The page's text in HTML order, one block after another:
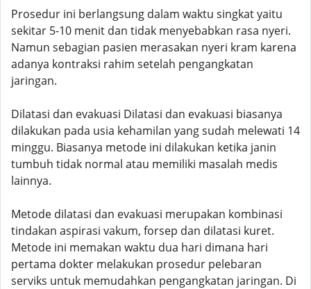
Prosedur ini berlangsung dalam waktu singkat yaitu
sekitar 5-10 menit dan tidak menyebabkan rasa nyeri.
Namun sebagian pasien merasakan nyeri kram karena
adanya kontraksi rahim setelah pengangkatan
jaringan.
Dilatasi dan evakuasi Dilatasi dan evakuasi biasanya
dilakukan pada usia kehamilan yang sudah melewati 14
minggu. Biasanya metode ini dilakukan ketika janin
tumbuh tidak normal atau memiliki masalah medis
lainnya.
Metode dilatasi dan evakuasi merupakan kombinasi
tindakan aspirasi vakum, forsep dan dilatasi kuret.
Metode ini memakan waktu dua hari dimana hari
pertama dokter melakukan prosedur pelebaran
serviks untuk memudahkan pengangkatan jaringan. Di